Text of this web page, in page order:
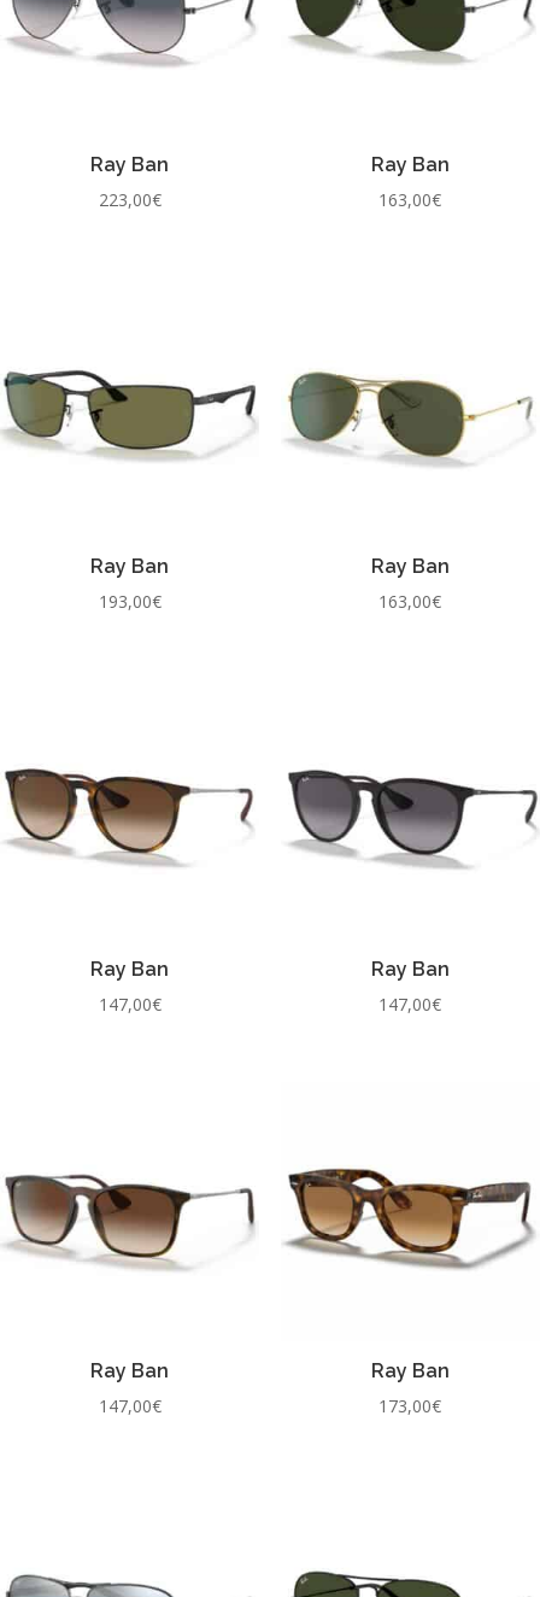
Ray Ban
223,00€
Ray Ban
163,00€
Ray Ban
193,00€
Ray Ban
163,00€
Ray Ban
147,00€
Ray Ban
147,00€
Ray Ban
147,00€
Ray Ban
173,00€